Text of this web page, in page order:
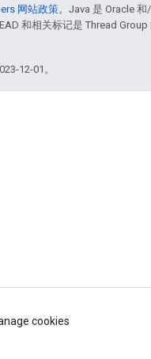
网站政策。Java 是 Oracle 和
和相关标记是 Thread
12-01。
cookies